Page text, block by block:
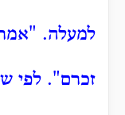
למעלה.
זכרם". לפי